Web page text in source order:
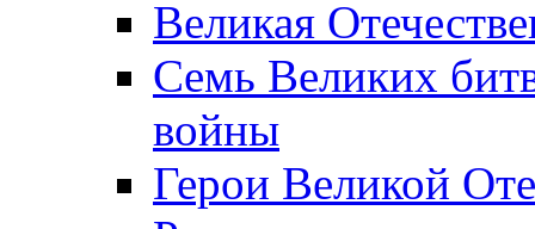
Великая
Семь Великих
войны
Герои Великой